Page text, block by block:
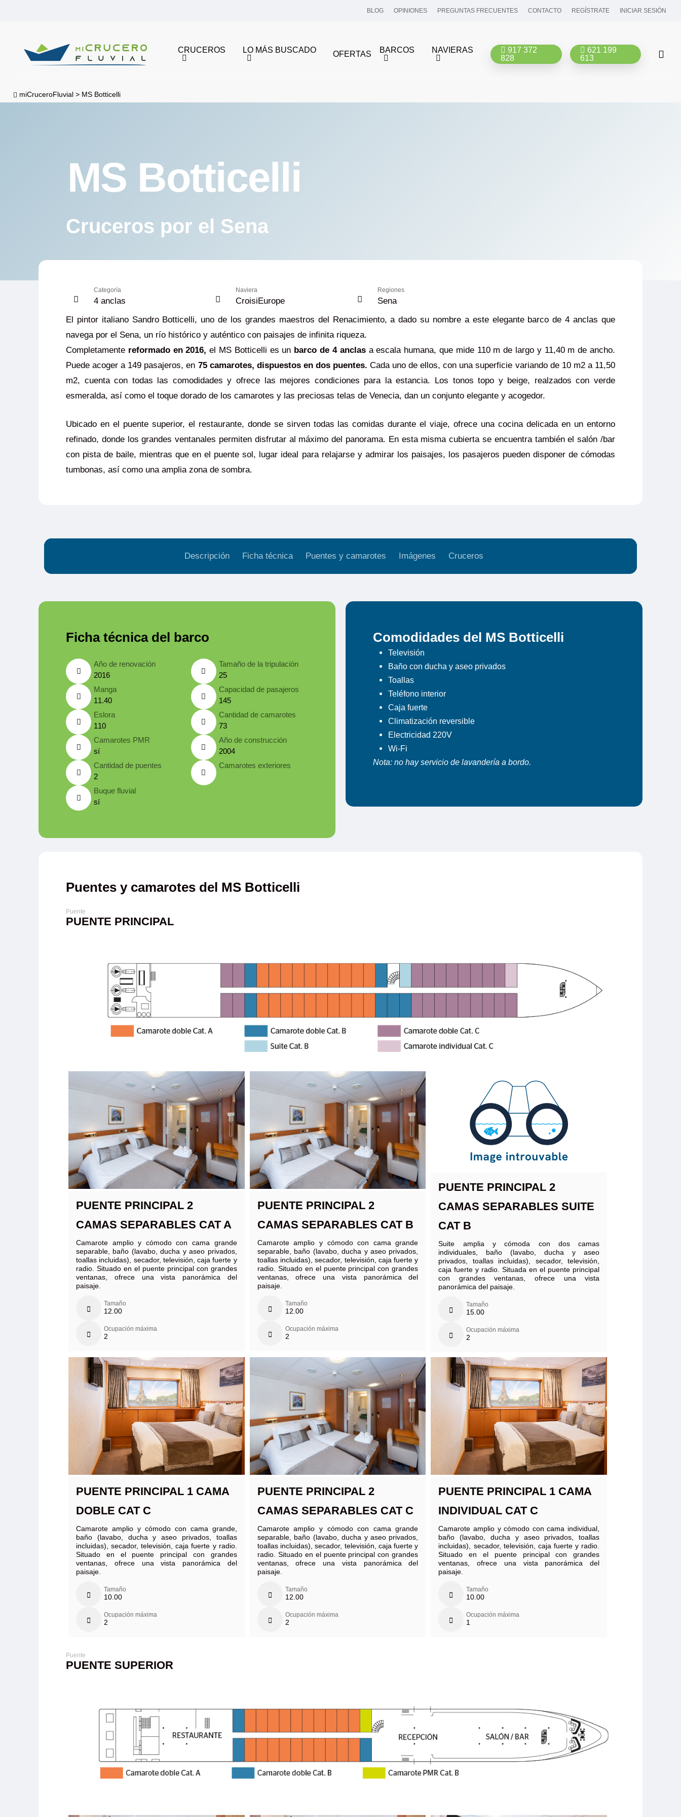
content
BLOG OPINIONES PREGUNTAS FRECUENTES CONTACTO REGÍSTRATE INICIAR SESIÓN
CRUCEROS LO MÁS BUSCADO OFERTAS BARCOS NAVIERAS
917 372
828
621 199
613
miCruceroFluvial > MS Botticelli
MS Botticelli
Cruceros por el Sena
Categoría
4 anclas
Naviera
CroisiEurope
Regiones
Sena
El pintor italiano Sandro Botticelli, uno de los grandes maestros del Renacimiento, a dado su nombre a este elegante barco de 4 anclas que
navega por el Sena, un río histórico y auténtico con paisajes de infinita riqueza.
Completamente reformado en 2016, el MS Botticelli es un barco de 4 anclasa escala humana, que mide 110 m de largo y 11,40 m de ancho.
Puede acoger a 149 pasajeros, en 75 camarotes, dispuestos en dos puentes. Cada uno de ellos, con una superficie variando de 10 m2 a 11,50
m2, cuenta con todas las comodidades y ofrece las mejores condiciones para la estancia. Los tonos topo y beige, realzados con verde
esmeralda, así como el toque dorado de los camarotes y las preciosas telas de Venecia, dan un conjunto elegante y acogedor.
Ubicado en el puente superior, el restaurante, donde se sirven todas las comidas durante el viaje, ofrece una cocina delicada en un entorno
refinado, donde los grandes ventanales permiten disfrutar al máximo del panorama. En esta misma cubierta se encuentra también el salón /bar
con pista de baile, mientras que en el puente sol, lugar ideal para relajarse y admirar los paisajes, los pasajeros pueden disponer de cómodas
tumbonas, así como una amplia zona de sombra.
Descripción Ficha técnica Puentes y camarotes Imágenes Cruceros
Ficha técnica del barco
Año de renovación
2016
Manga
11.40
Eslora
110
Camarotes PMR
sí
Cantidad de puentes
2
Buque fluvial
sí
Tamaño de la tripulación
25
Capacidad de pasajeros
145
Cantidad de camarotes
73
Año de construcción
2004
Camarotes exteriores
Comodidades del MS Botticelli
Televisión
Baño con ducha y aseo privados
Toallas
Teléfono interior
Caja fuerte
Climatización reversible
Electricidad 220V
Wi-Fi
Nota: no hay servicio de lavandería a bordo.
Puentes y camarotes del MS Botticelli
PUENTE PRINCIPAL
PUENTE PRINCIPAL 2
CAMAS SEPARABLES CAT A
Camarote amplio y cómodo con cama grande
separable, baño (lavabo, ducha y aseo privados,
toallas incluidas), secador, televisión, caja fuerte y
radio. Situado en el puente principal con grandes
ventanas, ofrece una vista panorámica del
paisaje.
Tamaño
12.00
Ocupación máxima
2
PUENTE PRINCIPAL 2
CAMAS SEPARABLES CAT B
Camarote amplio y cómodo con cama grande
separable, baño (lavabo, ducha y aseo privados,
toallas incluidas), secador, televisión, caja fuerte y
radio. Situado en el puente principal con grandes
ventanas, ofrece una vista panorámica del
paisaje.
Tamaño
12.00
Ocupación máxima
2
PUENTE PRINCIPAL 2
CAMAS SEPARABLES SUITE
CAT B
Suite amplia y cómoda con dos camas
individuales, baño (lavabo, ducha y aseo
privados, toallas incluidas), secador, televisión,
caja fuerte y radio. Situada en el puente principal
con grandes ventanas, ofrece una vista
panorámica del paisaje.
Tamaño
15.00
Ocupación máxima
2
PUENTE PRINCIPAL 1 CAMA
DOBLE CAT C
Camarote amplio y cómodo con cama grande,
baño (lavabo, ducha y aseo privados, toallas
incluidas), secador, televisión, caja fuerte y radio.
Situado en el puente principal con grandes
ventanas, ofrece una vista panorámica del
paisaje.
Tamaño
10.00
Ocupación máxima
2
PUENTE PRINCIPAL 2
CAMAS SEPARABLES CAT C
Camarote amplio y cómodo con cama grande
separable, baño (lavabo, ducha y aseo privados,
toallas incluidas), secador, televisión, caja fuerte y
radio. Situado en el puente principal con grandes
ventanas, ofrece una vista panorámica del
paisaje.
Tamaño
12.00
Ocupación máxima
2
PUENTE PRINCIPAL 1 CAMA
INDIVIDUAL CAT C
Camarote amplio y cómodo con cama individual,
baño (lavabo, ducha y aseo privados, toallas
incluidas), secador, televisión, caja fuerte y radio.
Situado en el puente principal con grandes
ventanas, ofrece una vista panorámica del
paisaje.
Tamaño
10.00
Ocupación máxima
1
PUENTE SUPERIOR